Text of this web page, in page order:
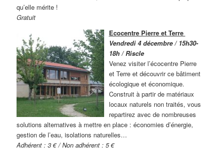
qu’elle mérite !
Gratuit
Ecocentre Pierre et Terre
Vendredi 4 décembre / 15h30-
18h / Riscle
Venez visiter l’écocentre Pierre
et Terre et découvrir ce bâtiment
écologique et économique.
Construit à partir de matériaux
locaux naturels non traités, vous
repartirez avec de nombreuses
solutions alternatives à mettre en place : économies d’énergie,
gestion de l’eau, isolations naturelles…
Adhérent : 3 € / Non adhérent : 5 €